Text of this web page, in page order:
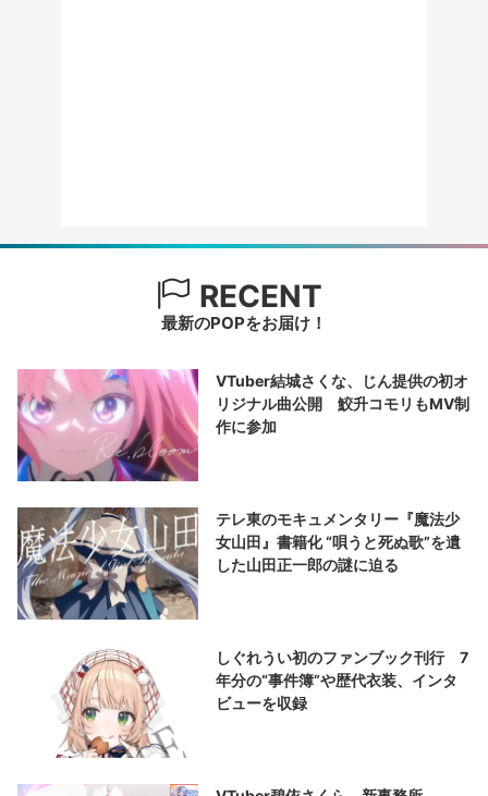
RECENT
最新のPOPをお届け！
VTuber結城さくな、じん提供の初オ
リジナル曲公開 鮫升コモリもMV制
作に参加
テレ東のモキュメンタリー『魔法少
女山田』書籍化 “唄うと死ぬ歌”を遺
した山田正一郎の謎に迫る
しぐれうい初のファンブック刊行 7
年分の“事件簿”や歴代衣装、インタ
ビューを収録